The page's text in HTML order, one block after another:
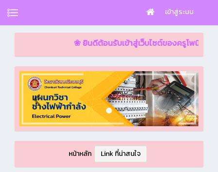
เข้าสู่ระบบ
❀ ยินดีต้อนรับเข้าสู่เว็บไซต์ของครูโพนี่ผู้น่ารัก ❀
หน้าหลัก Link ที่น่าสนใจ